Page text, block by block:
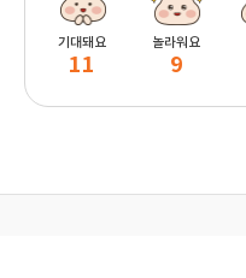
기대돼요
11
놀라워요
9